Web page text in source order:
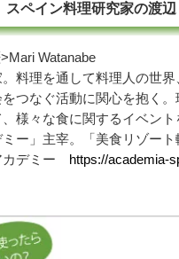
スペイン料理研究家の渡
Watanabe
料理を通して料理人の世界
つなぐ活動に関心を抱く。
様々な食に関するイベン
ー」主宰。「美食リゾート
カデミー https://academia-